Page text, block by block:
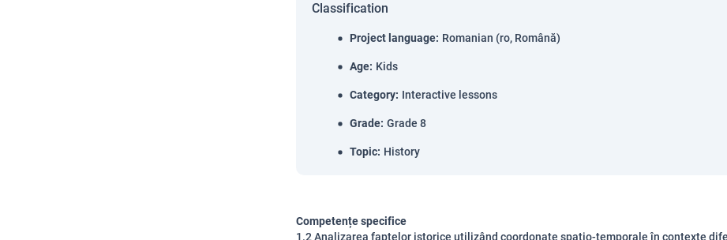
Classification
Project language: Romanian (ro, Română)
Age: Kids
Category: Interactive lessons
Grade: Grade 8
Topic: History
Competențe specifice
1.2 Analizarea faptelor istorice utilizând coordonate spațio-temporale în contexte